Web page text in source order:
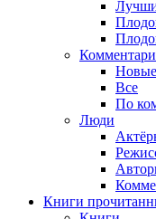
Новые
Все
По
Люди
Книги